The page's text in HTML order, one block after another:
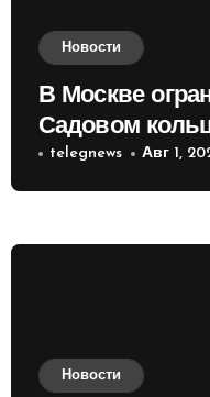
Новости
В Москве
Садовом
telegnews Авг 1,
Новости